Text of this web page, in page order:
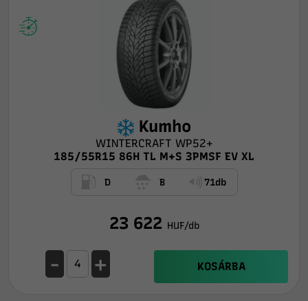
Kumho
WINTERCRAFT WP52+
185/55R15 86H TL M+S 3PMSF EV XL
D B 71db
23 622 HUF/db
- + KOSÁRBA